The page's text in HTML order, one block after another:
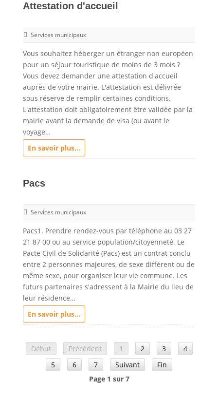
Attestation d'accueil
Services municipaux
Vous souhaitez héberger un étranger non européen
pour un séjour touristique de moins de 3 mois ?
Vous devez demander une attestation d'accueil
auprès de votre mairie. L'attestation est délivrée
sous réserve de remplir certaines conditions.
L'attestation doit obligatoirement être validée par la
mairie avant la demande de visa (ou avant le
voyage…
En savoir plus...
Pacs
Services municipaux
Pacs1. Prendre rendez-vous par téléphone au 03 27
21 87 00 ou au service population/citoyenneté. Le
Pacte Civil de Solidarité (Pacs) est un contrat conclu
entre 2 personnes majeures, de sexe différent ou de
même sexe, pour organiser leur vie commune. Les
futurs partenaires s'adressent à la Mairie du lieu de
leur résidence…
En savoir plus...
Début Précédent 1 2 3
4
5
6 7 Suivant
Fin
Page 1 sur 7